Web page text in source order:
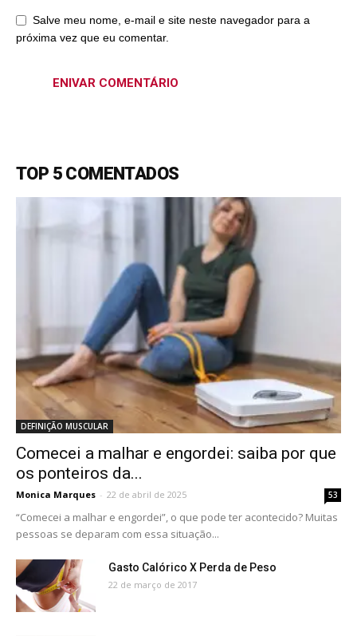
Salve meu nome, e-mail e site neste navegador para a
próxima vez que eu comentar.
TOP 5 COMENTADOS
DEFINIÇÃO MUSCULAR
Comecei a malhar e engordei: saiba por que
os ponteiros da...
Monica Marques - 22 de abril de 2025 53
“Comecei a malhar e engordei”, o que pode ter acontecido? Muitas
pessoas se deparam com essa situação...
Gasto Calórico X Perda de Peso
22 de março de 2017